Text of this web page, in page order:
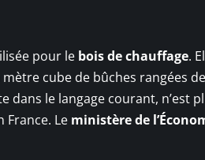
pour le bois de chauffage.
cube de bûches rangées de
dans le langage courant, n’est
France. Le ministère de